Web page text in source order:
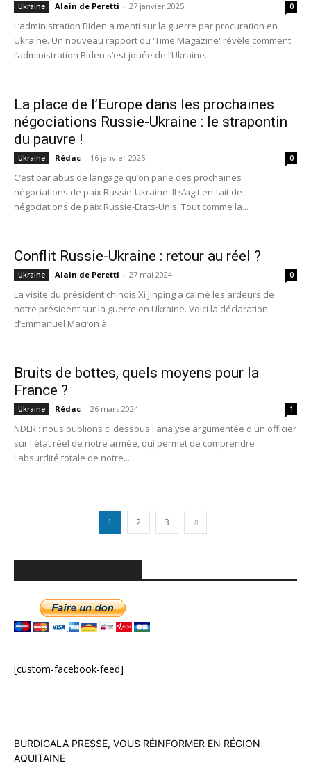
Ukraine Alain de Peretti - 27 janvier 2025 0
L’administration Biden a menti sur la guerre par procuration en
Ukraine. Un nouveau rapport du 'Time Magazine' révèle comment
l’administration Biden s’est jouée de l’Ukraine...
La place de l’Europe dans les prochaines
négociations Russie-Ukraine : le strapontin
du pauvre !
Ukraine Rédac - 16 janvier 2025 0
C’est par abus de langage qu’on parle des prochaines
négociations de paix Russie-Ukraine. Il s’agit en fait de
négociations de paix Russie-Etats-Unis. Tout comme la...
Conflit Russie-Ukraine : retour au réel ?
Ukraine Alain de Peretti - 27 mai 2024 0
La visite du président chinois Xi Jinping a calmé les ardeurs de
notre président sur la guerre en Ukraine. Voici la déclaration
d’Emmanuel Macron à...
Bruits de bottes, quels moyens pour la
France ?
Ukraine Rédac - 26 mars 2024 1
NDLR : nous publions ci dessous l'analyse argumentée d'un officier
sur l'état réel de notre armée, qui permet de comprendre
l'absurdité totale de notre...
1 2 3
[custom-facebook-feed]
BURDIGALA PRESSE, VOUS RÉINFORMER EN RÉGION
AQUITAINE